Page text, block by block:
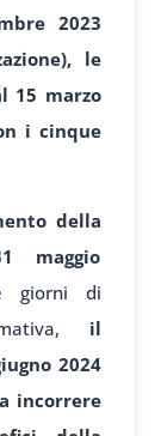
2023
le
15 marzo
i cinque
della
maggio
giorni di
il
2024
incorrere